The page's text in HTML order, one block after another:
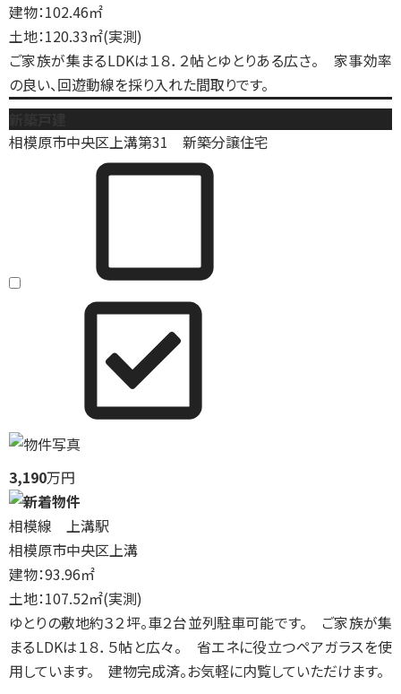
建物：102.46㎡
土地：120.33㎡(実測)
ご家族が集まるLDKは１８．２帖とゆとりある広さ。 家事効率
の良い、回遊動線を採り入れた間取りです。
相模原市中央区上溝第31 新築分譲住宅
3,190万円
相模線 上溝駅
相模原市中央区上溝
建物：93.96㎡
土地：107.52㎡(実測)
ゆとりの敷地約３２坪。車２台並列駐車可能です。 ご家族が集
まるLDKは１８．５帖と広々。 省エネに役立つペアガラスを使
用しています。 建物完成済。お気軽に内覧していただけます。